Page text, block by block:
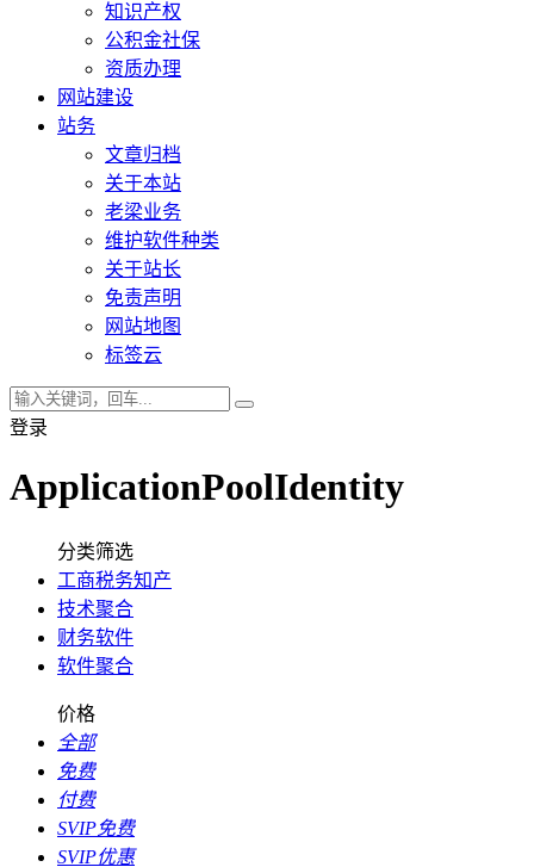
知识产权
公积金社保
资质办理
网站建设
站务
文章归档
关于本站
老梁业务
维护软件种类
关于站长
免责声明
网站地图
标签云
登录
ApplicationPoolIdentity
分类筛选
工商税务知产
技术聚合
财务软件
软件聚合
价格
全部
免费
付费
SVIP免费
SVIP优惠